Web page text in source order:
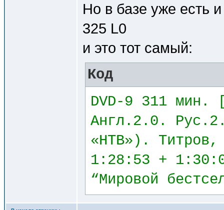
Но в базе уже есть
325 L0
и это тот самый:
Код
DVD-9 311 мин.
Англ.2.0.
«НТВ»).
1:28:53 +
“Мировой